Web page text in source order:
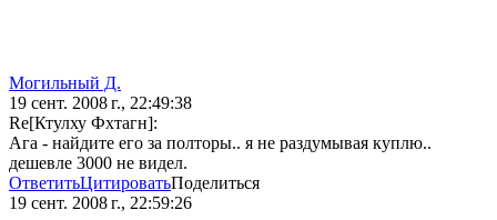
Могильный Д.
19 сент. 2008 г., 22:49:38
Re[Ктулху Фхтагн]:
Ага - найдите его за полторы.. я не раздумывая куплю..
дешевле 3000 не видел.
ОтветитьЦитироватьПоделиться
19 сент. 2008 г., 22:59:26